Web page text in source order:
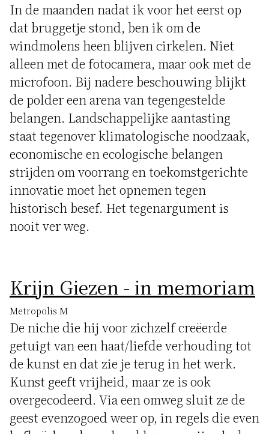
In de maanden nadat ik voor het eerst op
dat bruggetje stond, ben ik om de
windmolens heen blijven cirkelen. Niet
alleen met de fotocamera, maar ook met de
microfoon. Bij nadere beschouwing blijkt
de polder een arena van tegengestelde
belangen. Landschappelijke aantasting
staat tegenover klimatologische noodzaak,
economische en ecologische belangen
strijden om voorrang en toekomstgerichte
innovatie moet het opnemen tegen
historisch besef. Het tegenargument is
nooit ver weg.
Krijn Giezen - in memoriam
Metropolis M
De niche die hij voor zichzelf creëerde
getuigt van een haat/liefde verhouding tot
de kunst en dat zie je terug in het werk.
Kunst geeft vrijheid, maar ze is ook
overgecodeerd. Via een omweg sluit ze de
geest evenzogoed weer op, in regels die even